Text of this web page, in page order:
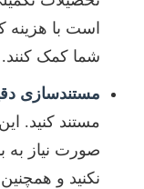
است با هزینه
شما کمک کنند.
مستندسازی
مستند کنید.
صورت نیاز به
نکنید و